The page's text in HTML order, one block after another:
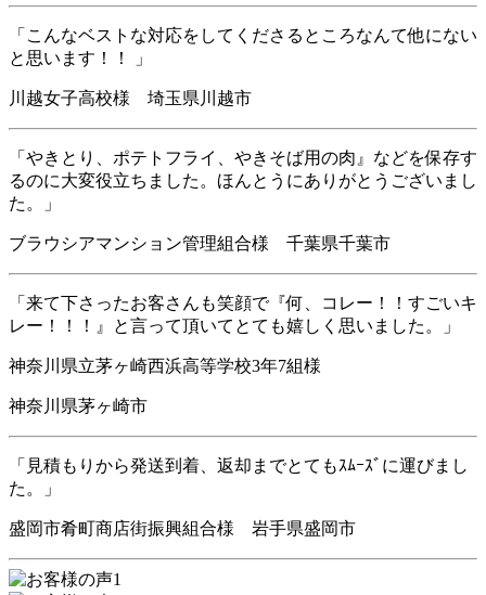
「こんなベストな対応をしてくださるところなんて他にない
と思います！！ 」
川越女子高校様 埼玉県川越市
「やきとり、ポテトフライ、やきそば用の肉』などを保存す
るのに大変役立ちました。ほんとうにありがとうございまし
た。」
ブラウシアマンション管理組合様 千葉県千葉市
「来て下さったお客さんも笑顔で『何、コレー！！すごいキ
レー！！！』と言って頂いてとても嬉しく思いました。」
神奈川県立茅ヶ崎西浜高等学校3年7組様
神奈川県茅ヶ崎市
「見積もりから発送到着、返却までとてもｽﾑｰｽﾞに運びまし
た。」
盛岡市肴町商店街振興組合様 岩手県盛岡市